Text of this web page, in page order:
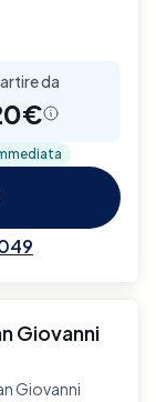
da
Giovanni
Giovanni